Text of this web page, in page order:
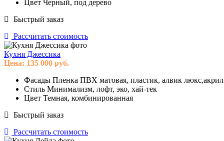
Цвет Черный, под дерево
Быстрый заказ
Рассчитать стоимость
Кухня Джессика
Цена: 135 000 руб.
Фасады Пленка ПВХ матовая, пластик, алвик люкс,акрил
Стиль Минимализм, лофт, эко, хай-тек
Цвет Темная, комбинированная
Быстрый заказ
Рассчитать стоимость